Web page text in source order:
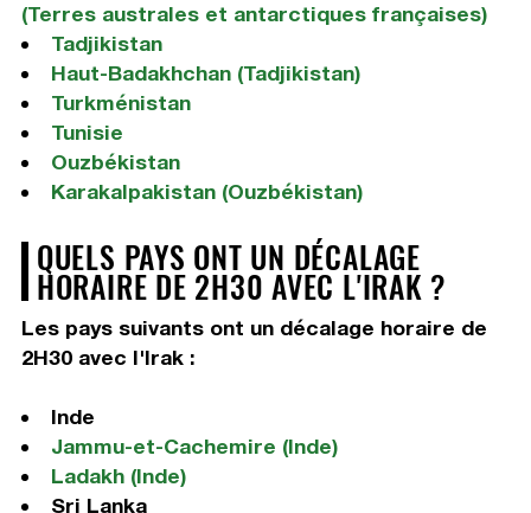
(Terres australes et antarctiques françaises)
Tadjikistan
Haut-Badakhchan (Tadjikistan)
Turkménistan
Tunisie
Ouzbékistan
Karakalpakistan (Ouzbékistan)
QUELS PAYS ONT UN DÉCALAGE
HORAIRE DE 2H30 AVEC L'IRAK ?
Les pays suivants ont un décalage horaire de
2H30 avec l'Irak :
Inde
Jammu-et-Cachemire (Inde)
Ladakh (Inde)
Sri Lanka